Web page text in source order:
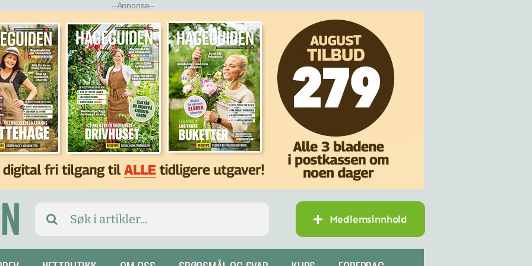
--Annonse--
Search
for:
Medlemsinnhold